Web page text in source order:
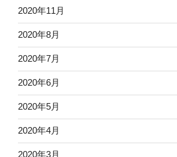
2020年11月
2020年8月
2020年7月
2020年6月
2020年5月
2020年4月
2020年3月